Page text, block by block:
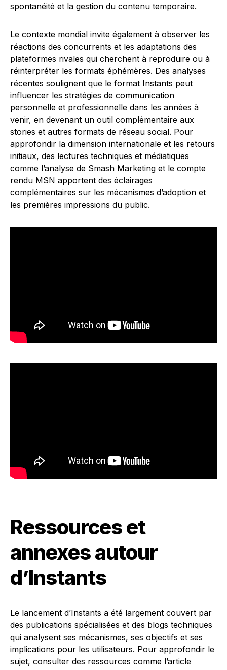
spontanéité et la gestion du contenu temporaire.
Le contexte mondial invite également à observer les
réactions des concurrents et les adaptations des
plateformes rivales qui cherchent à reproduire ou à
réinterpréter les formats éphémères. Des analyses
récentes soulignent que le format Instants peut
influencer les stratégies de communication
personnelle et professionnelle dans les années à
venir, en devenant un outil complémentaire aux
stories et autres formats de réseau social. Pour
approfondir la dimension internationale et les retours
initiaux, des lectures techniques et médiatiques
comme l’analyse de Smash Marketing et le compte
rendu MSN apportent des éclairages
complémentaires sur les mécanismes d’adoption et
les premières impressions du public.
Ressources et
annexes autour
d’Instants
Le lancement d’Instants a été largement couvert par
des publications spécialisées et des blogs techniques
qui analysent ses mécanismes, ses objectifs et ses
implications pour les utilisateurs. Pour approfondir le
sujet, consulter des ressources comme l’article